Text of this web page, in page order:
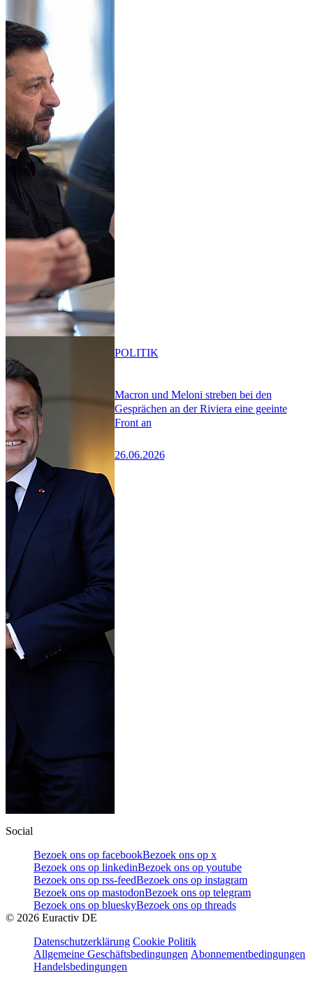
Macron und Meloni streben bei den
Gesprächen an der Riviera eine geeinte
Front an
26.06.2026
POLITIK
Social
Bezoek ons op facebookBezoek ons op x
Bezoek ons op linkedinBezoek ons op youtube
Bezoek ons op rss-feedBezoek ons op instagram
Bezoek ons op mastodonBezoek ons op telegram
Bezoek ons op blueskyBezoek ons op threads
© 2026 Euractiv DE
Datenschutzerklärung Cookie Politik
Allgemeine Geschäftsbedingungen Abonnementbedingungen
Handelsbedingungen